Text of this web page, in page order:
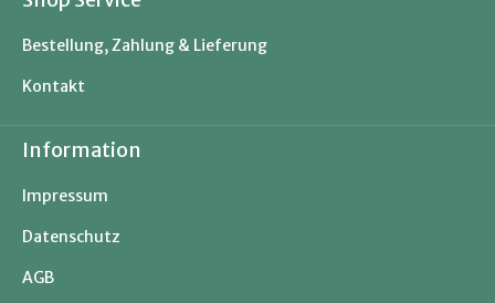
Bestellung, Zahlung & Lieferung
Kontakt
Information
Impressum
Datenschutz
AGB